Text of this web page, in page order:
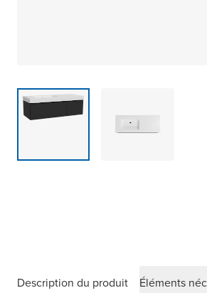
Description du produit
Éléments